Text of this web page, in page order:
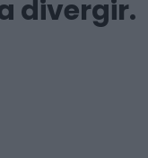
divergir.